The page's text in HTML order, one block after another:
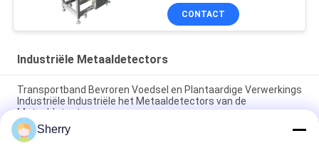
CONTACT
Industriële Metaaldetectors
Transportband Bevroren Voedsel en Plantaardige Verwerkings
Industriële Industriële het Metaaldetectors van de
Metaaldetector
Bevroren Industriële het Metaaldetectors van de Voedsel
Sherry